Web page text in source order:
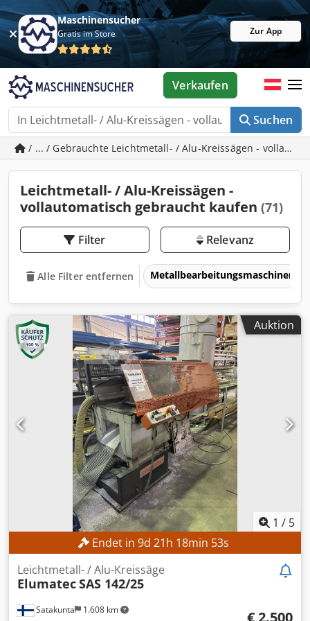
Maschinensucher
Gratis im Store Zur App
Suchen
Verkaufen
/ ... / Gebrauchte Leichtmetall- / Alu-Kreissägen -
Leichtmetall- / Alu-Kreissägen -
vollautomatisch gebraucht kaufen (71)
Filter Relevanz
Alle Filter entfernen Metallbearbeitungsmaschinen
Auktion
1 / 5
Endet in 9d 21h 18min 51s
Satakunta 1.608 km
Leichtmetall- / Alu-Kreissäge
ElumatecSAS 142/25
€ 2.500